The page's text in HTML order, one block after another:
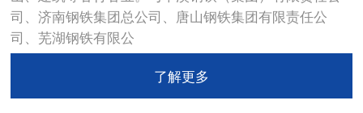
司、济南钢铁集团总公司、唐山钢铁集团有限责任公
司、芜湖钢铁有限公
了解更多